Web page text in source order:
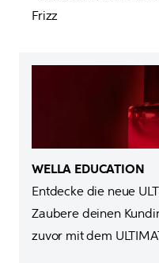
Frizz
Entdecke die neue
Zaubere deinen
zuvor mit dem